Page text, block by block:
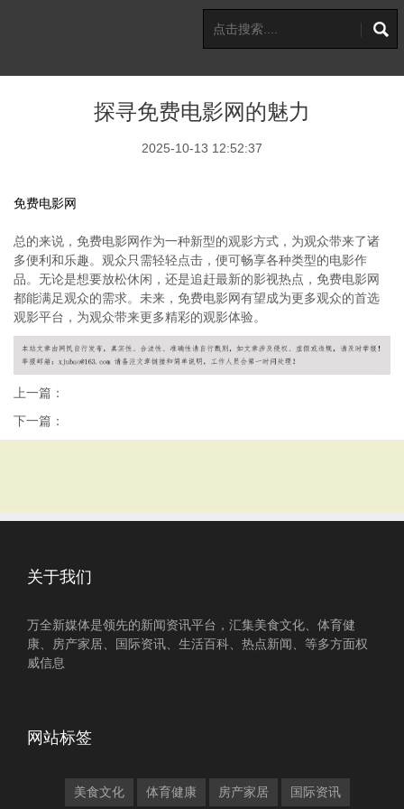
探寻免费电影网的魅力
2025-10-13 12:52:37
免费电影网
总的来说，免费电影网作为一种新型的观影方式，为观众带来了诸
多便利和乐趣。观众只需轻轻点击，便可畅享各种类型的电影作
品。无论是想要放松休闲，还是追赶最新的影视热点，免费电影网
都能满足观众的需求。未来，免费电影网有望成为更多观众的首选
观影平台，为观众带来更多精彩的观影体验。
上一篇：
下一篇：
关于我们
万全新媒体是领先的新闻资讯平台，汇集美食文化、体育健
康、房产家居、国际资讯、生活百科、热点新闻、等多方面权
威信息
网站标签
美食文化 体育健康 房产家居 国际资讯